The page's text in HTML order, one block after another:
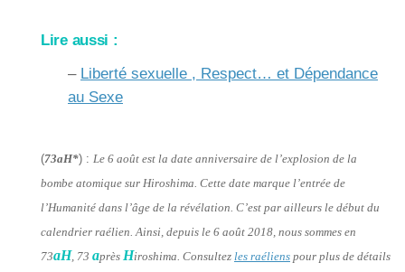
Lire aussi :
– Liberté sexuelle , Respect… et Dépendance
au Sexe
(73aH*) : Le 6 août est la date anniversaire de l’explosion de la
bombe atomique sur Hiroshima. Cette date marque l’entrée de
l’Humanité dans l’âge de la révélation. C’est par ailleurs le début du
calendrier raélien. Ainsi, depuis le 6 août 2018, nous sommes en
73aH, 73 après Hiroshima. Consultez les raéliens pour plus de détails